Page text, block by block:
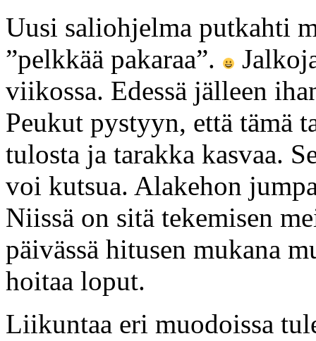
Uusi saliohjelma putkahti
”pelkkää pakaraa”.
viikossa. Edessä jälleen
Peukut pystyyn, että tämä
tulosta ja tarakka kasvaa.
voi kutsua. Alakehon
Niissä on sitä tekemisen
päivässä hitusen mukana
hoitaa loput.
Liikuntaa eri muodoissa